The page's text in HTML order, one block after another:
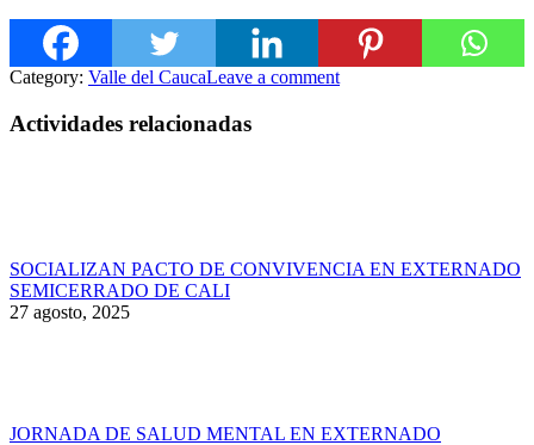
Category: Valle del CaucaLeave a comment
Actividades relacionadas
SOCIALIZAN PACTO DE CONVIVENCIA EN EXTERNADO
SEMICERRADO DE CALI
27 agosto, 2025
JORNADA DE SALUD MENTAL EN EXTERNADO